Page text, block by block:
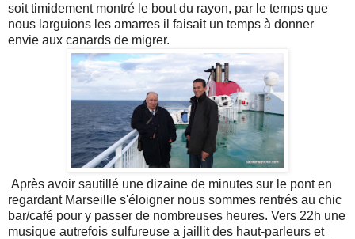
soit timidement montré le bout du rayon, par le temps que
nous larguions les amarres il faisait un temps à donner
envie aux canards de migrer.
Après avoir sautillé une dizaine de minutes sur le pont en
regardant Marseille s'éloigner nous sommes rentrés au chic
bar/café pour y passer de nombreuses heures. Vers 22h une
musique autrefois sulfureuse a jaillit des haut-parleurs et